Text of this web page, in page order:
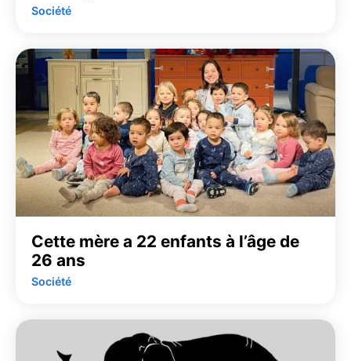
Société
Cette mère a 22 enfants à l’âge de
26 ans
Société